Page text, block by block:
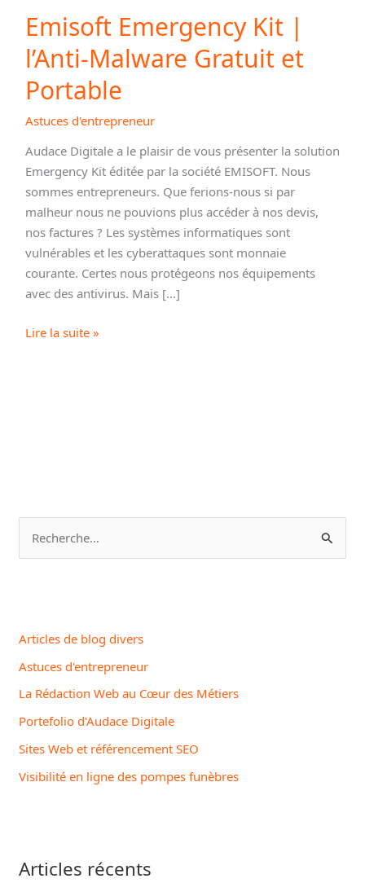
Emisoft Emergency Kit |
l’Anti-Malware Gratuit et
Portable
Astuces d'entrepreneur
Audace Digitale a le plaisir de vous présenter la solution
Emergency Kit éditée par la société EMISOFT. Nous
sommes entrepreneurs. Que ferions-nous si par
malheur nous ne pouvions plus accéder à nos devis,
nos factures ? Les systèmes informatiques sont
vulnérables et les cyberattaques sont monnaie
courante. Certes nous protégeons nos équipements
avec des antivirus. Mais […]
Emisoft
Lire la suite »
c
h
e
r
Articles de blog divers
Astuces d'entrepreneur
La Rédaction Web au Cœur des Métiers
Portefolio d'Audace Digitale
Sites Web et référencement SEO
Visibilité en ligne des pompes funèbres
Articles récents